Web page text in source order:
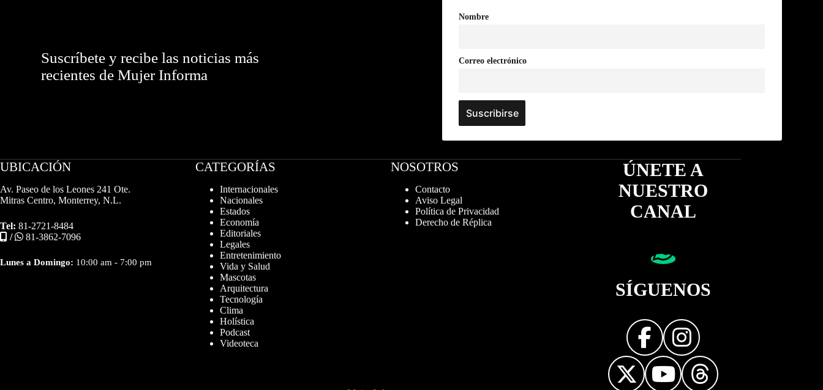
Suscríbete y recibe las noticias más
recientes de Mujer Informa
Nombre
Correo electrónico
UBICACIÓN
Av. Paseo de los Leones 241 Ote.
Mitras Centro, Monterrey, N.L.
Tel: 81-2721-8484
/
81-3862-7096
Lunes a Domingo: 10:00 am - 7:00 pm
CATEGORÍAS
Internacionales
Nacionales
Estados
Economía
Editoriales
Legales
Entretenimiento
Vida y Salud
Mascotas
Arquitectura
Tecnología
Clima
Holística
Podcast
Videoteca
NOSOTROS
Contacto
Aviso Legal
Política de Privacidad
Derecho de Réplica
ÚNETE A
NUESTRO
CANAL
SÍGUENOS